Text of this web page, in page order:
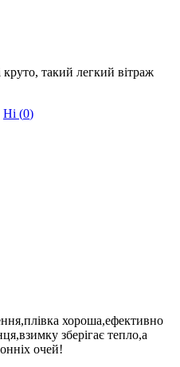
круто, такий легкий вітраж
Ні (0)
хороша,ефективно
зберігає тепло,а
очей!